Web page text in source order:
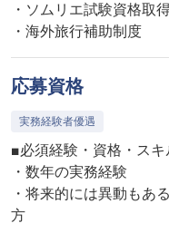
・ソムリエ試験資格取
・海外旅行補助制度
応募資格
実務経験者優遇
■必須経験・資格・スキ
・数年の実務経験
・将来的には異動もあ
方